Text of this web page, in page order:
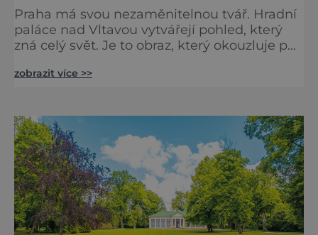
Praha má svou nezaměnitelnou tvář. Hradní
paláce nad Vltavou vytvářejí pohled, který
zná celý svět. Je to obraz, který okouzluje po
jediný Čech, který by ho neznal. Pražský hrad
metropole, má ho na seznamu mí
zobrazit více >>